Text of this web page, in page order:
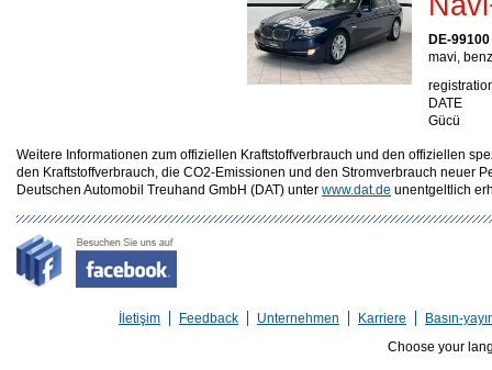
DE-
mavi,
DATE
Gücü
Weitere Informationen zum offiziellen Kraftstoffverbrauch und den offiziellen
den Kraftstoffverbrauch, die CO2-Emissionen und den Stromverbrauch neuer
Deutschen Automobil Treuhand GmbH (DAT) unter www.dat.de unentgeltlich
İletişim Feedback Unternehmen Karriere
Basın-
Choose your